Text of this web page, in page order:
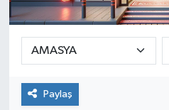
Paylaş
Son Dakika Haberleri
Haber Arşivi